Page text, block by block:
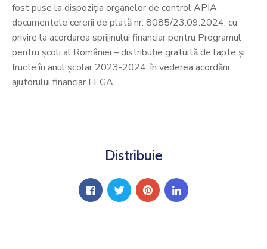
fost puse la dispoziția organelor de control APIA
documentele cererii de plată nr. 8085/23.09.2024, cu
privire la acordarea sprijinului financiar pentru Programul
pentru școli al României – distribuție gratuită de lapte și
fructe în anul școlar 2023-2024, în vederea acordării
ajutorului financiar FEGA.
Distribuie